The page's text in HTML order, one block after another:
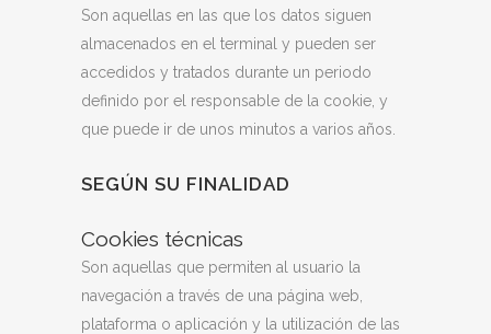
Son aquellas en las que los datos siguen
almacenados en el terminal y pueden ser
accedidos y tratados durante un periodo
definido por el responsable de la cookie, y
que puede ir de unos minutos a varios años.
SEGÚN SU FINALIDAD
Cookies técnicas
Son aquellas que permiten al usuario la
navegación a través de una página web,
plataforma o aplicación y la utilización de las